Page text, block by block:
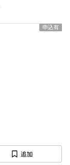
申込有
追加